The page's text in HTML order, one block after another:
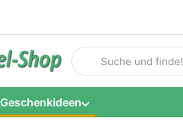
Geben Sie einen
Geschenkideen